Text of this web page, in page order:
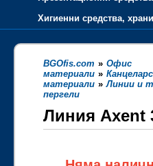
Хигиенни средства,
BGOfis.com » Офис
материали »
материали » Линии и
пергели
Линия Axent